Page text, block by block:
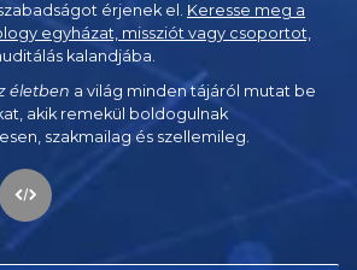
érjenek el. Keresse meg a
egyházat, missziót vagy csoportot,
kalandjába.
életben a világ minden tájáról mutat be
akik remekül boldogulnak
szakmailag és szellemileg.